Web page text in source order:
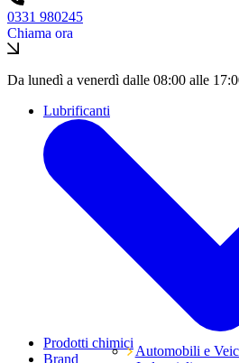
0331 980245
Chiama ora
Da lunedì a venerdì dalle 08:00 alle
Lubrificanti
Automobili e
Prodotti chimici
Brand